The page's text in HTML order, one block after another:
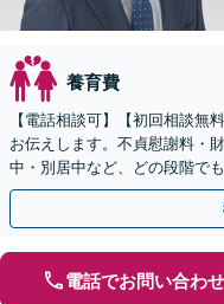
養育費
【電話相談可】【初回相談無
お伝えします。不貞慰謝料・
中・別居中など、どの段階で
庁南口1分】【WEB面談可】
電話でお問い合わせ